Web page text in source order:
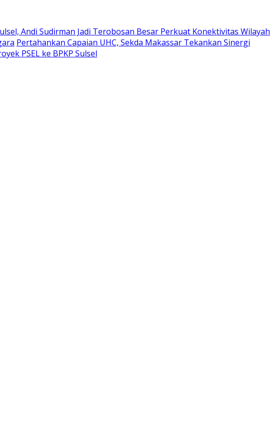
Andi Sudirman Jadi Terobosan Besar Perkuat Konektivitas Wilayah
Pertahankan Capaian UHC, Sekda Makassar Tekankan Sinergi
PSEL ke BPKP Sulsel